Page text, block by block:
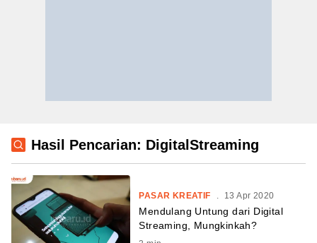
Hasil Pencarian: DigitalStreaming
PASAR KREATIF . 13 Apr 2020
Mendulang Untung dari Digital
Streaming, Mungkinkah?